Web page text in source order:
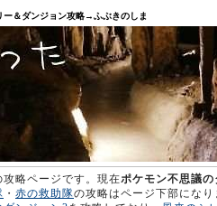
ー＆ダンジョン攻略→ふぶきのしま
攻略ページです。現在ポケモン不思議
・ 赤の救助隊の攻略はページ下部にな